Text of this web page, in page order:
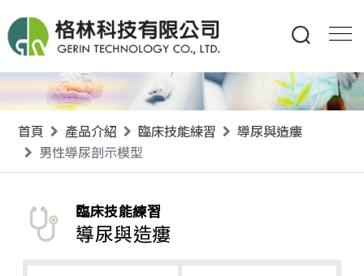
首頁 產品介紹 臨床技能練習
導尿與造瘻
男性導尿剖示模型
臨床技能練習
導尿與造瘻